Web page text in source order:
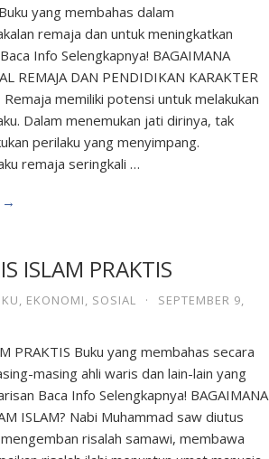
yang membahas dalam
remaja dan untuk meningkatkan
Info Selengkapnya! BAGAIMANA
REMAJA DAN PENDIDIKAN KARAKTER
Remaja memiliki potensi untuk melakukan
Dalam menemukan jati dirinya, tak
perilaku yang menyimpang.
remaja seringkali …
→
ISLAM PRAKTIS
, EKONOMI, SOSIAL ·
SEPTEMBER 9,
PRAKTIS Buku yang membahas secara
masing ahli waris dan lain-lain yang
Baca Info Selengkapnya! BAGAIMANA
ISLAM? Nabi Muhammad saw diutus
risalah samawi, membawa